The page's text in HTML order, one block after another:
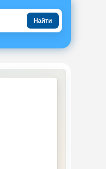
Найти